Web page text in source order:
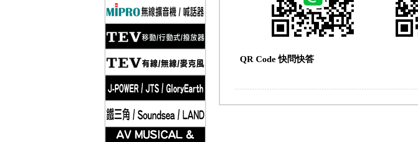
2019-11-20 Klipsch 古力奇 家庭劇院套組4 安裝實例
QR Code 快問快答